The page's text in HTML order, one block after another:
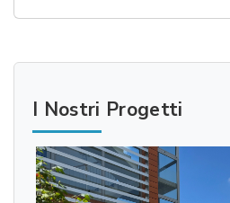
I Nostri Progetti